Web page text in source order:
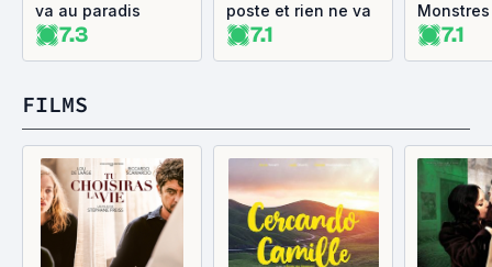
va au paradis
7.3
poste et rien ne va
7.1
Monstres
7.1
FILMS